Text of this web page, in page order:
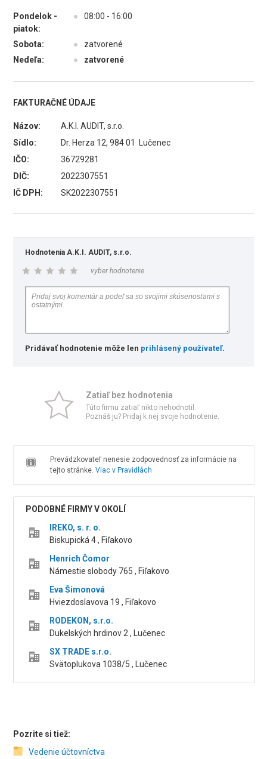
Pondelok -
piatok:
● 08:00 - 16:00
Sobota: ●
zatvorené
Nedeľa:
● zatvorené
FAKTURAČNÉ ÚDAJE
Názov:
A.K.I. AUDIT, s.r.o.
Sídlo:
Dr. Herza 12, 984 01 Lučenec
IČO:
36729281
DIČ:
2022307551
IČ DPH:
SK2022307551
Hodnotenia A.K.I. AUDIT, s.r.o.
vyber hodnotenie
Pridávať hodnotenie môže len prihlásený používateľ.
Zatiaľ bez hodnotenia
Túto firmu zatiaľ nikto nehodnotil.
Poznáš ju? Pridaj k nej svoje hodnotenie.
Prevádzkovateľ nenesie zodpovednosť za informácie na
tejto stránke. Viac v Pravidlách
PODOBNÉ FIRMY V OKOLÍ
IREKO, s. r. o.
Biskupická 4 , Fiľakovo
Henrich Čomor
Námestie slobody 765 , Fiľakovo
Eva Šimonová
Hviezdoslavova 19 , Fiľakovo
RODEKON, s.r.o.
Dukelských hrdinov 2 , Lučenec
SX TRADE s.r.o.
Svätoplukova 1038/5 , Lučenec
Pozrite si tiež:
Vedenie účtovníctva